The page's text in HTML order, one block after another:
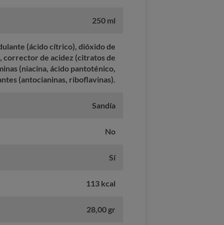
250 ml
(ácido cítrico), dióxido de
corrector de acidez (citratos de
(niacina, ácido pantoténico,
(antocianinas, riboflavinas).
Sandía
No
Sí
113 kcal
28,00 gr